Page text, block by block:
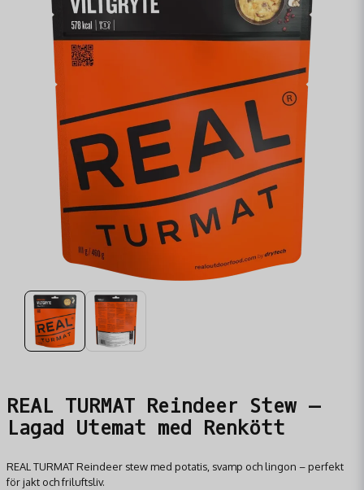
REAL TURMAT Reindeer Stew –
Lagad Utemat med Renkött
REAL TURMAT Reindeer stew med potatis, svamp och lingon – perfekt
för jakt och friluftsliv.